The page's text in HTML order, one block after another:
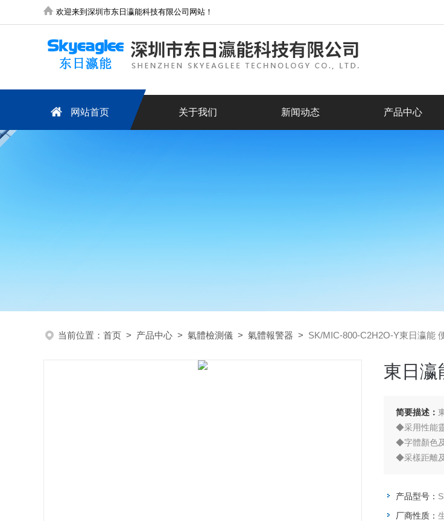
欢迎来到深圳市东日瀛能科技有限公司网站！
网站首页 关于我们 新闻动态 产品中心
当前位置： 首页 > 产品中心 > 氣體檢測儀 > 氣體報警器 > SK/MIC-800-C2H2O-Y東日瀛能
東日瀛
简要描述：
◆采用性能
◆字體顏色
◆采樣距離
产品型号：
厂商性质：